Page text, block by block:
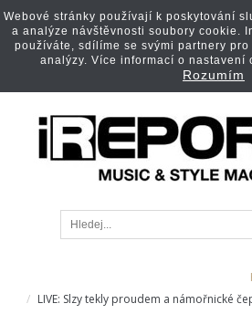
LIVE: Slzy tekly proudem a námořnické
Webové stránky používají k poskytování
a analýze návštěvnosti soubory cookie.
používáte, sdílíme se svými partnery
analýzy. Více informací o nastavení
Rozumím